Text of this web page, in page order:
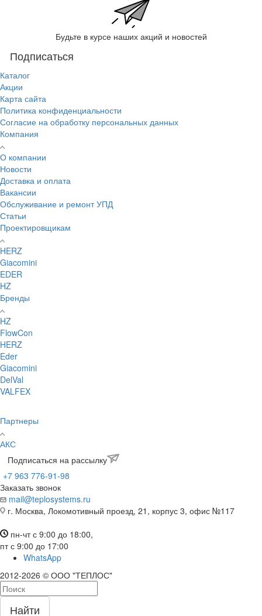
Будьте в курсе наших акций и новостей
Подписаться
Каталог
Акции
Карта сайта
Политика конфиденциальности
Согласие на обработку персональных данных
Компания
О компании
Новости
Доставка и оплата
Вакансии
Обслуживание и ремонт УПД
Статьи
Проектировщикам
HERZ
Giacomini
EDER
HZ
Бренды
HZ
FlowCon
HERZ
Eder
Giacomini
DelVal
VALFEX
Партнеры
АКС
Подписаться на рассылку
+7 963 776-91-98
Заказать звонок
mail@teplosystems.ru
г. Москва, Локомотивный проезд, 21, корпус 3, офис №117
пн-чт с 9:00 до 18:00,
пт с 9:00 до 17:00
WhatsApp
2012-2026 © ООО "ТЕПЛОС"
Найти